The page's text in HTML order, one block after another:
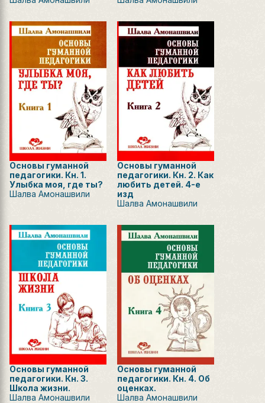
Основы гуманной
педагогики. Кн. 1.
Улыбка моя, где ты?
Шалва Амонашвили
Основы гуманной
педагогики. Кн. 2. Как
любить детей. 4-е
изд
Шалва Амонашвили
Основы гуманной
педагогики. Кн. 3.
Школа жизни.
Шалва Амонашвили
Основы гуманной
педагогики. Кн. 4. Об
оценках.
Шалва Амонашвили